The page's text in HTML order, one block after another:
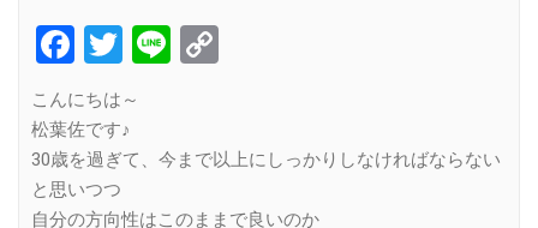
Facebook
Twitter
Line
こんにちは～
松葉佐です♪
30歳を過ぎて、今まで以上にしっかりしなければならない
と思いつつ
自分の方向性はこのままで良いのか